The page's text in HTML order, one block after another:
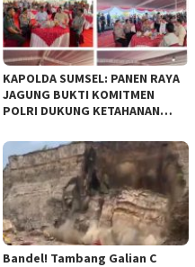
KAPOLDA SUMSEL: PANEN RAYA
JAGUNG BUKTI KOMITMEN
POLRI DUKUNG KETAHANAN
Bandel! Tambang Galian C